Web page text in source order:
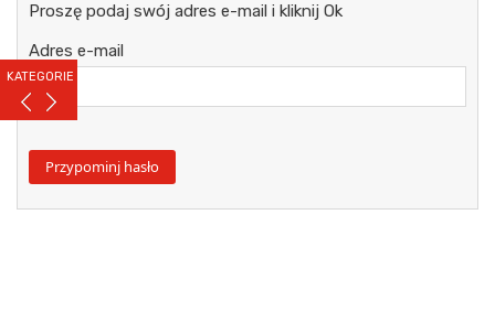
KATEGORIE
Proszę podaj swój adres e-mail i kliknij Ok
Adres e-mail